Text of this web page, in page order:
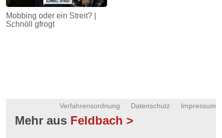
Mobbing oder ein Streit? |
Schnöll gfrogt
Impressum
Datenschutz
Verfahrensordnung
Mehr aus Feldbach >